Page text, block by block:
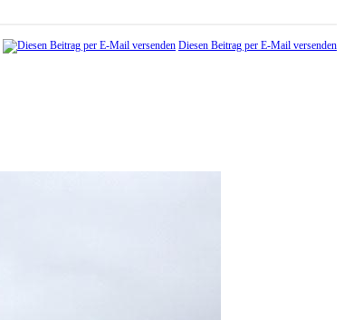
Diesen Beitrag per E-Mail versenden